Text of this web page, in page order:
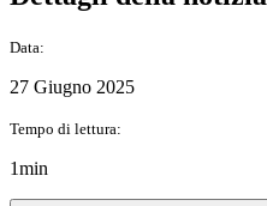
Data:
27 Giugno 2025
Tempo di lettura:
1min